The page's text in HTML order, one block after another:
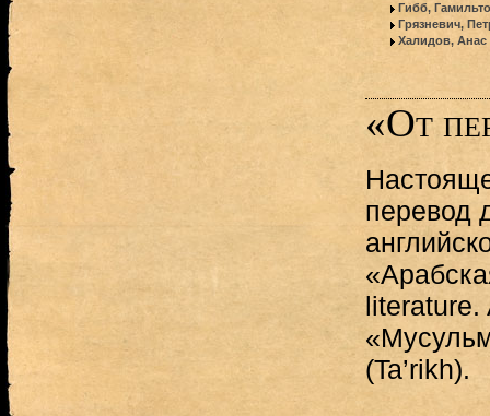
Гибб,
Грязневич,
Халидов, Анас
«От
перевод
literature.
(Ta’rikh).